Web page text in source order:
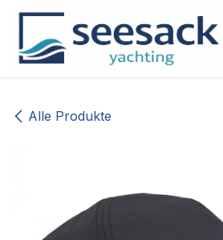
Zum Inhalt springen
Alle Produkte